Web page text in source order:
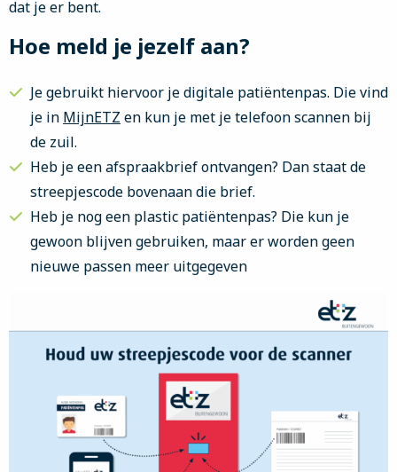
dat je er bent.
Hoe meld je jezelf aan?
Je gebruikt hiervoor je digitale patiëntenpas. Die vind
je in MijnETZ en kun je met je telefoon scannen bij
de zuil.
Heb je een afspraakbrief ontvangen? Dan staat de
streepjescode bovenaan die brief.
Heb je nog een plastic patiëntenpas? Die kun je
gewoon blijven gebruiken, maar er worden geen
nieuwe passen meer uitgegeven